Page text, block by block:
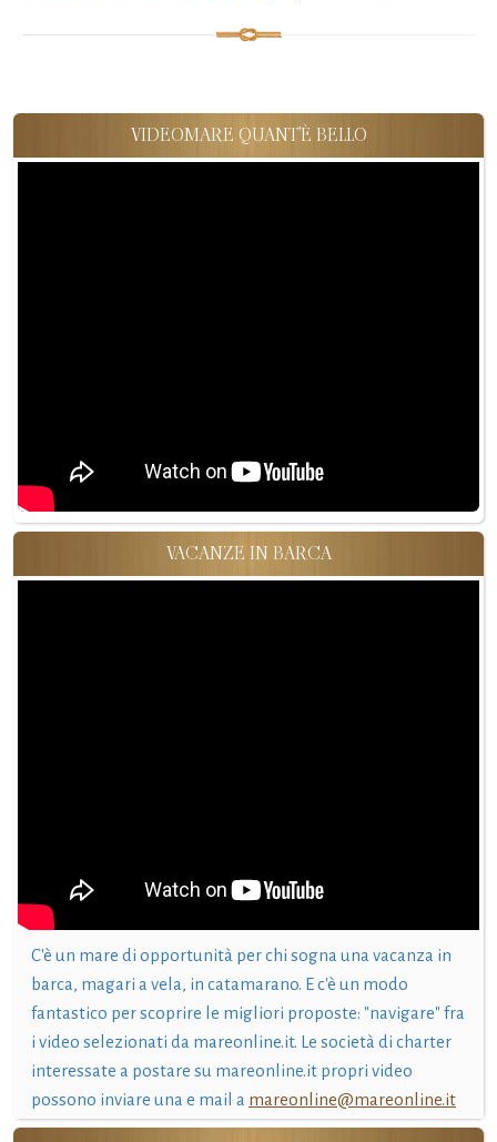
VIDEOMARE QUANT'È BELLO
VACANZE IN BARCA
C'è un mare di opportunità per chi sogna una vacanza in
barca, magari a vela, in catamarano. E c'è un modo
fantastico per scoprire le migliori proposte: "navigare" fra
i video selezionati da mareonline.it. Le società di charter
interessate a postare su mareonline.it propri video
possono inviare una e mail a mareonline@mareonline.it